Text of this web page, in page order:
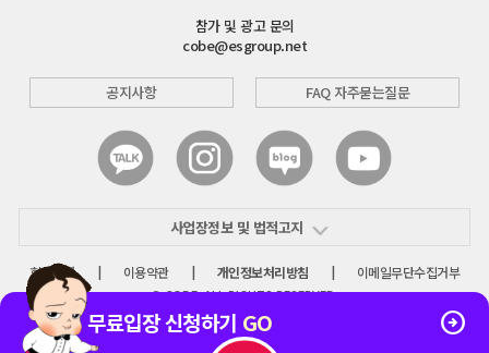
무료입장 신청하기 GO 
참가 및 광고 문의
cobe@esgroup.net
공지사항 FAQ 자주묻는질문
사업장정보 및 법적고지
회사소개 | 이용약관 | 개인정보처리방침 | 이메일무단수집거부
© COBE. ALL RIGHTS RESERVED.